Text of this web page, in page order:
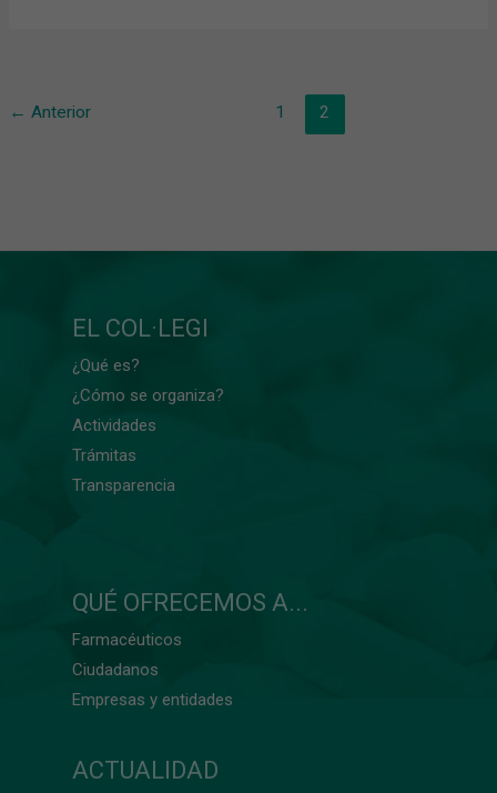
← Anterior 1 2
EL COL·LEGI
¿Qué es?
¿Cómo se organiza?
Actividades
Trámitas
Transparencia
QUÉ OFRECEMOS A...
Farmacéuticos
Ciudadanos
Empresas y entidades
ACTUALIDAD